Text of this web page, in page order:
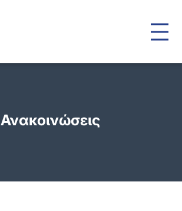
Ανακοινώσεις